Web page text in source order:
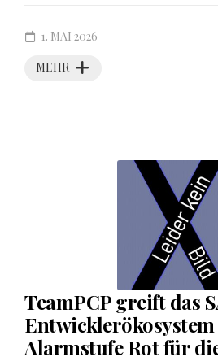
MEHR
1. MAI 2026
TeamPCP greift das
Entwicklerökosystem
Alarmstufe Rot für